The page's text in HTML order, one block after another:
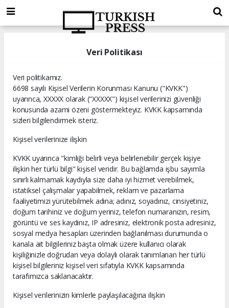
Veri Politikası
Veri politikamız.
6698 sayılı Kişisel Verilerin Korunması Kanunu ("KVKK")
uyarınca, XXXXX olarak ("XXXXX") kişisel verilerinizi güvenliği
konusunda azami özeni göstermekteyiz. KVKK kapsamında
sizleri bilgilendirmek isteriz.
Kişisel verilerinize ilişkin
KVKK uyarınca "kimliği belirli veya belirlenebilir gerçek kişiye
ilişkin her türlü bilgi" kişisel veridir. Bu bağlamda işbu sayımla
sınırlı kalmamak kaydıyla size daha iyi hizmet verebilmek,
istatiksel çalışmalar yapabilmek, reklam ve pazarlama
faaliyetimizi yürütebilmek adına; adınız, soyadınız, cinsiyetiniz,
doğum tarihiniz ve doğum yeriniz, telefon numaranızın, resim,
görüntü ve ses kaydınız, IP adresiniz, elektronik posta adresiniz,
sosyal medya hesapları üzerinden bağlanılması durumunda o
kanala ait bilgileriniz başta olmak üzere kullanıcı olarak
kişiliğinizle doğrudan veya dolaylı olarak tanımlanan her türlü
kişisel bilgileriniz kişisel veri sıfatıyla KVKK kapsamında
tarafımızca saklanacaktır.
Kişisel verilerinizin kimlerle paylaşılacağına ilişkin